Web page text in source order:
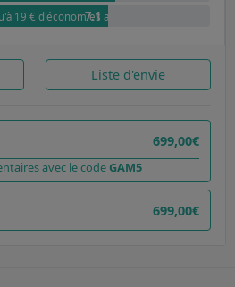
19 € d'économies annuelles par rapport à G
7.1
Liste d'envie
699,00€
avec le codeGAM5
699,00€